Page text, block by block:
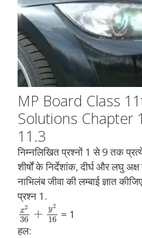
MP Board Class
Solutions Chapter
11.3
निम्नलिखित प्रश्नों 1 से 9 तक
शीर्षों के निर्देशांक, दीर्घ और लघु
नाभिलंब जीवा की लम्बाई ज्ञात
प्रश्न 1.
x2
36 + y2
16 = 1
हल: